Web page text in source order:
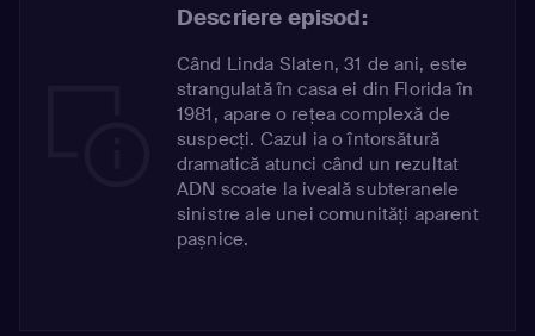
Descriere episod:
Când Linda Slaten, 31 de ani, este
strangulată în casa ei din Florida în
1981, apare o rețea complexă de
suspecți. Cazul ia o întorsătură
dramatică atunci când un rezultat
ADN scoate la iveală subteranele
sinistre ale unei comunități aparent
pașnice.